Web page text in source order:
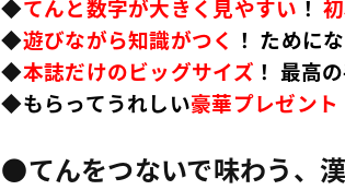
◆てんと数字が大きく見やすい ！
◆遊びながら知識がつく ！ ために
◆本誌だけのビッグサイズ ！ 最高
◆もらってうれしい豪華プレゼント
●てんをつないで味わう、